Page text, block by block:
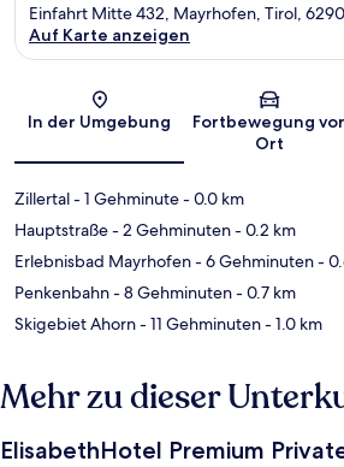
Karte
Einfahrt Mitte 432, Mayrhofen, Tirol, 6290
Auf Karte anzeigen
In der Umgebung
Fortbewegung vor
Ort
Zillertal- 1 Gehminute- 0.0 km
Hauptstraße- 2 Gehminuten- 0.2 km
Erlebnisbad Mayrhofen- 6 Gehminuten-
Penkenbahn- 8 Gehminuten- 0.7 km
Skigebiet Ahorn- 11 Gehminuten- 1.0 km
Mehr zu dieser
ElisabethHotel Premium